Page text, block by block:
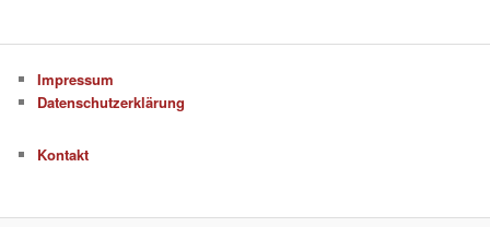
Impressum
Datenschutzerklärung
Kontakt